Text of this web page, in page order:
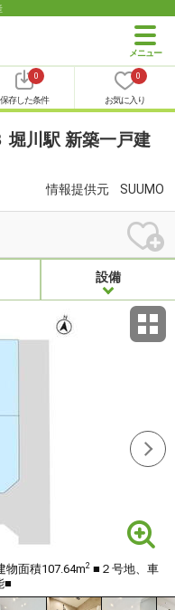
0
保存した条件
0
お気に入り
堀川駅 新築一戸建
情報提供元 SUUMO
設備
物面積107.64m2 ■２号地、車
■